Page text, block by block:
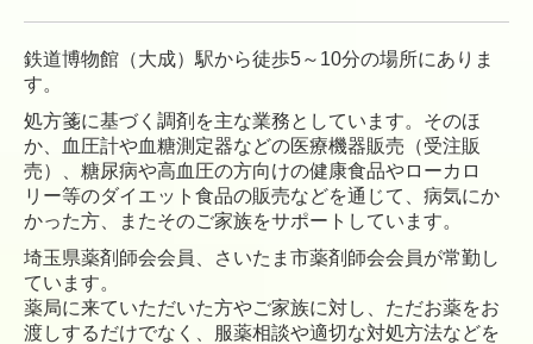
鉄道博物館（大成）駅から徒歩5～10分の場所にありま
す。
処方箋に基づく調剤を主な業務としています。そのほ
か、血圧計や血糖測定器などの医療機器販売（受注販
売）、糖尿病や高血圧の方向けの健康食品やローカロ
リー等のダイエット食品の販売などを通じて、病気にか
かった方、またそのご家族をサポートしています。
埼玉県薬剤師会会員、さいたま市薬剤師会会員が常勤し
ています。
薬局に来ていただいた方やご家族に対し、ただお薬をお
渡しするだけでなく、服薬相談や適切な対処方法などを